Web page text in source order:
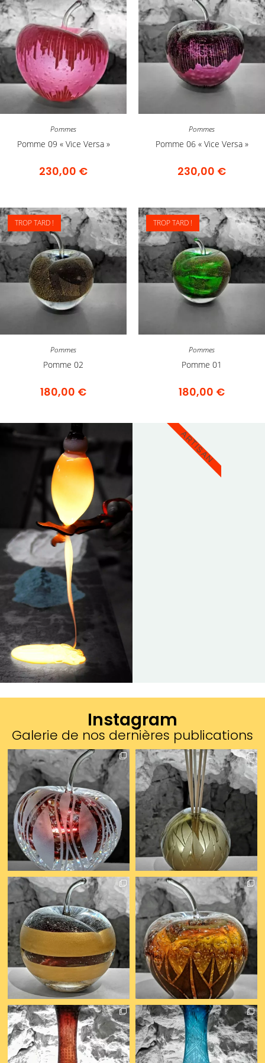
Pommes
Pomme 09 « Vice Versa »
230,00 €
Pommes
Pomme 06 « Vice Versa »
230,00 €
TROP TARD !
Pommes
Pomme 02
180,00 €
TROP TARD !
Pommes
Pomme 01
180,00 €
ARTISAN
Instagram
Galerie de nos dernières publications